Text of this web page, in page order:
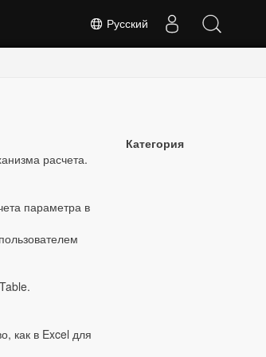
Русский
Категория
расчета.
параметра в
как в Excel для